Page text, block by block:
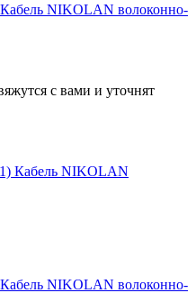
NIKOLAN волоконно-
с вами и уточнят
NIKOLAN волоконно-